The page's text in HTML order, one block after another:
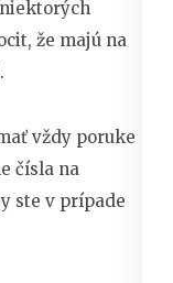
že majú na
vždy poruke
čísla na
ste v prípade